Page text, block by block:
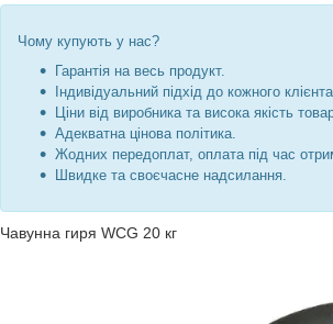
Чому купують у нас?
Гарантія на весь продукт.
Індивідуальний підхід до кожного клієнта.
Ціни від виробника та висока якість
Адекватна цінова політика.
Жодних передоплат, оплата під час
Швидке та своєчасне надсилання.
Чавунна гиря WCG 20 кг